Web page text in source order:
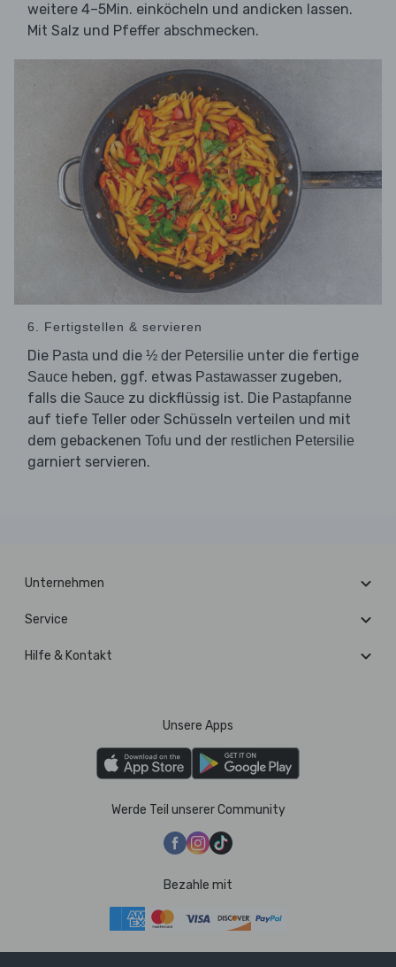
weitere 4–5Min. einköcheln und andicken lassen.
Mit Salz und Pfeffer abschmecken.
6. Fertigstellen & servieren
Die Pasta und die ½ der Petersilie unter die fertige
Sauce heben, ggf. etwas Pastawasser zugeben,
falls die Sauce zu dickflüssig ist. Die Pastapfanne
auf tiefe Teller oder Schüsseln verteilen und mit
dem gebackenen Tofu und der restlichen Petersilie
garniert servieren.
Unternehmen
Service
Hilfe & Kontakt
Unsere Apps
Werde Teil unserer Community
Bezahle mit